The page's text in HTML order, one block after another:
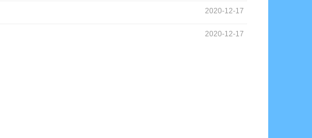
2020-12-17
2020-12-17